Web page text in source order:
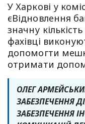
У Харкові у
єВідновлення
значну
фахівці
допомогти
отримати
ОЛЕГ
ЗАБЕЗПЕЧЕННЯ
ЗАБЕЗПЕЧЕННЯ